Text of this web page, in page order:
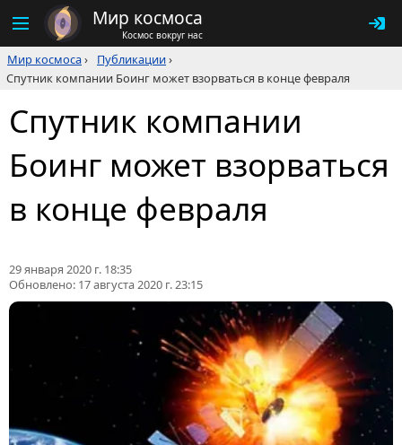
Мир космоса
Космос вокруг нас
Мир космоса› Публикации›
Спутник компании Боинг может взорваться в конце февраля
Спутник компании
Боинг может взорваться
в конце февраля
29 января 2020 г. 18:35
Обновлено: 17 августа 2020 г. 23:15